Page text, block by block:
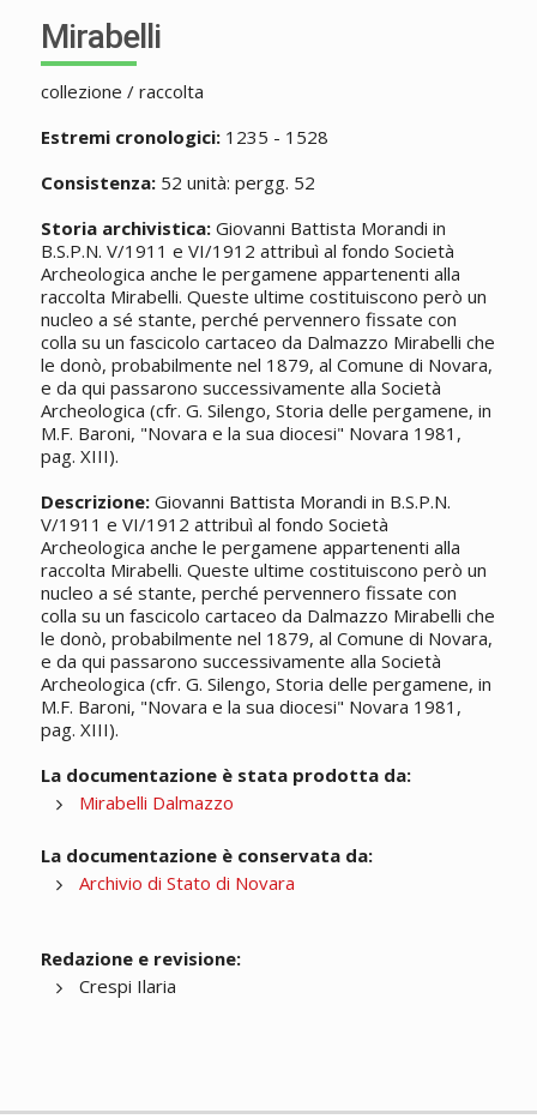
Mirabelli
collezione / raccolta
Estremi cronologici:1235 - 1528
Consistenza:52 unità: pergg. 52
Storia archivistica:Giovanni Battista Morandi in
B.S.P.N. V/1911 e VI/1912 attribuì al fondo Società
Archeologica anche le pergamene appartenenti alla
raccolta Mirabelli. Queste ultime costituiscono però un
nucleo a sé stante, perché pervennero fissate con
colla su un fascicolo cartaceo da Dalmazzo Mirabelli che
le donò, probabilmente nel 1879, al Comune di Novara,
e da qui passarono successivamente alla Società
Archeologica (cfr. G. Silengo, Storia delle pergamene, in
M.F. Baroni, "Novara e la sua diocesi" Novara 1981,
pag. XIII).
Descrizione:Giovanni Battista Morandi in B.S.P.N.
V/1911 e VI/1912 attribuì al fondo Società
Archeologica anche le pergamene appartenenti alla
raccolta Mirabelli. Queste ultime costituiscono però un
nucleo a sé stante, perché pervennero fissate con
colla su un fascicolo cartaceo da Dalmazzo Mirabelli che
le donò, probabilmente nel 1879, al Comune di Novara,
e da qui passarono successivamente alla Società
Archeologica (cfr. G. Silengo, Storia delle pergamene, in
M.F. Baroni, "Novara e la sua diocesi" Novara 1981,
pag. XIII).
La documentazione è stata prodotta da:
Mirabelli Dalmazzo
La documentazione è conservata da:
Archivio di Stato di Novara
Redazione e revisione:
Crespi Ilaria